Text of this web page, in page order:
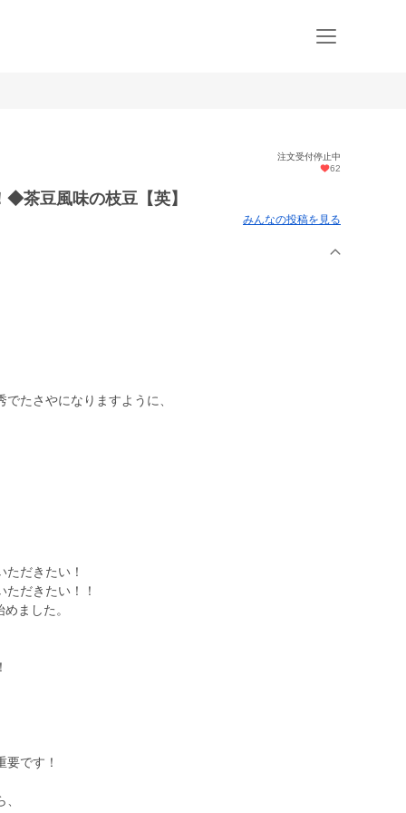
注文受付停止中
62
茶豆風味の枝豆【英】
みんなの投稿を見る
たさやになりますように、
だきたい！
だきたい！！
ました。
です！